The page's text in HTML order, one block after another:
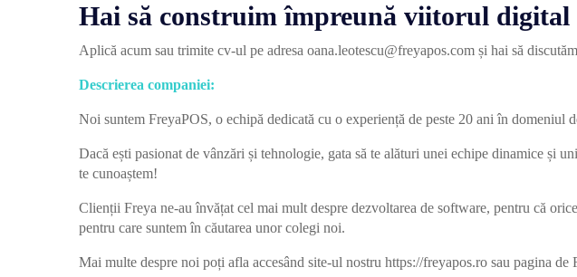
Hai să construim împreună viitorul digital
Aplică acum sau trimite cv-ul pe adresa oana.leotescu@freyapos.com și hai să
Descrierea companiei:
Noi suntem FreyaPOS, o echipă dedicată cu o experiență de peste 20 ani în
Dacă ești pasionat de vânzări și tehnologie, gata să te alături unei echipe dinamice și
te cunoaștem!
Clienții Freya ne-au învățat cel mai mult despre dezvoltarea de software, pentru că
pentru care suntem în căutarea unor colegi noi.
Mai multe despre noi poți afla accesând site-ul nostru https://freyapos.ro sau pagina